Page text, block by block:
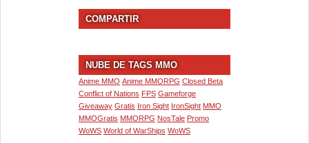
COMPARTIR
NUBE DE TAGS MMO
Anime MMO Anime MMORPG Closed Beta
Conflict of Nations FPS Gameforge
Giveaway Gratis Iron Sight IronSight MMO
MMOGratis MMORPG NosTale Promo
WoWS World of WarShips WoWS